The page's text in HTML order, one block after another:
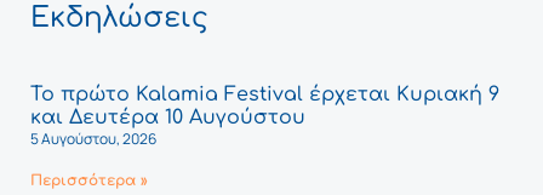
Εκδηλώσεις
Το πρώτο Kalamia Festival έρχεται Κυριακή 9
και Δευτέρα 10 Αυγούστου
5 Αυγούστου, 2026
Περισσότερα »